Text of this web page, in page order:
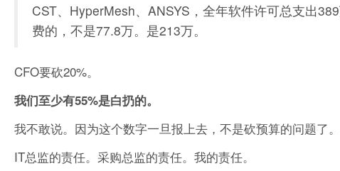
CST、HyperMesh、ANSYS，全年软件许可总支出
费的，不是77.8万。是213万。
CFO要砍20%。
我们至少有55%是白扔的。
我不敢说。因为这个数字一旦报上去，不是砍预算的问题了。
IT总监的责任。采购总监的责任。我的责任。